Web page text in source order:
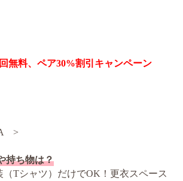
無料、ペア30%割引キャンペーン
>
持ち物は？
Tシャツ）だけでOK！更衣スペース